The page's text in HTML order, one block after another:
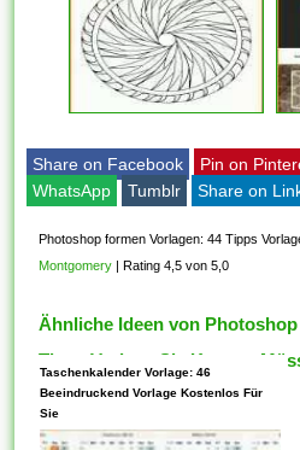
Share on Facebook Pin on
WhatsApp
Tumblr Share on
Photoshop formen Vorlagen: 44 Tipps
Montgomery
Rating 4,5 von 5,0
Ähnliche Ideen von
Tipps Vorlage Sie Kennen
Taschenkalender Vorlage: 46
Beeindruckend Vorlage Kostenlos Für
Sie